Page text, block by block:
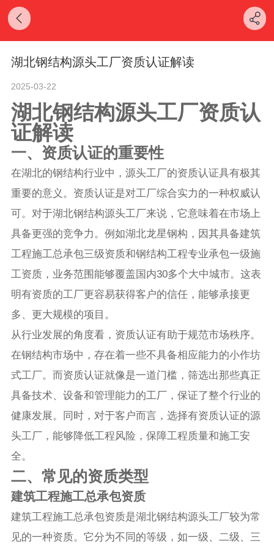
湖北钢结构源头工厂资质认证解读
2025-03-22
湖北钢结构源头工厂资质认
证解读
一、资质认证的重要性
在湖北的钢结构行业中，源头工厂的资质认证具有极其
重要的意义。资质认证是对工厂综合实力的一种权威认
可。对于湖北钢结构源头工厂来说，它意味着在市场上
具备更强的竞争力。例如湖北龙星钢构，因其具备建筑
工程施工总承包三级资质和钢结构工程专业承包一级施
工资质，业务范围能够覆盖国内30多个大中城市。这表
明有资质的工厂更容易获得客户的信任，能够承接更
多、更大规模的项目。
从行业发展的角度看，资质认证有助于规范市场秩序。
在钢结构市场中，存在着一些不具备相应能力的小作坊
式工厂。而资质认证就像是一道门槛，筛选出那些真正
具备技术、设备和管理能力的工厂，保证了整个行业的
健康发展。同时，对于客户而言，选择有资质认证的源
头工厂，能够降低工程风险，保障工程质量和施工安
全。
二、常见的资质类型
建筑工程施工总承包资质
建筑工程施工总承包资质是湖北钢结构源头工厂较为常
见的一种资质。它分为不同的等级，如一级、二级、三